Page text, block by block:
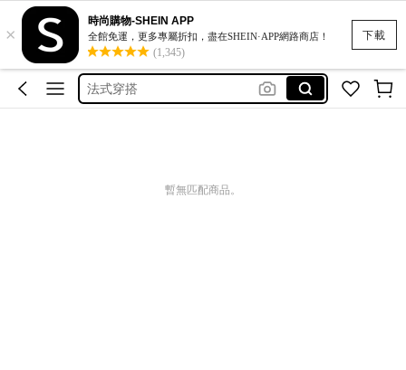
下載
×
時尚購物-SHEIN APP
全館免運，更多專屬折扣，盡在SHEIN·APP網路商店！
(1,345)
squishy
plus size women tshirt
法式穿搭
plus size women tshirt
暫無匹配商品。